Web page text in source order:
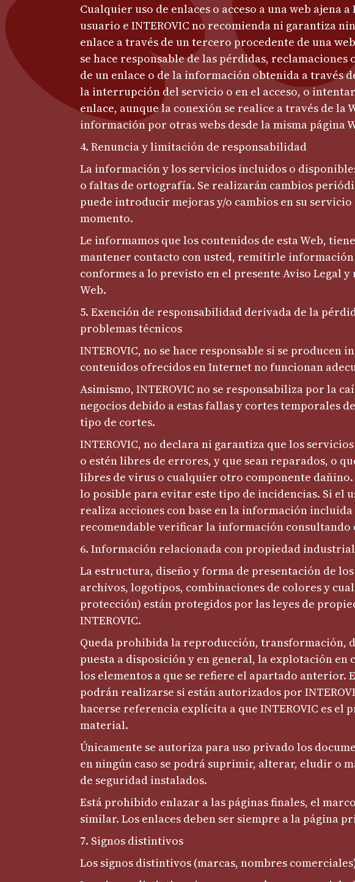
Cualquier uso de enlaces o acceso a una web ajena
usuario e INTEROVIC no recomienda ni garantiza
enlace a través de un tercero procedente de una
se hace responsable de las pérdidas, reclamaciones
de un enlace o de la información obtenida a través
la interrupción del servicio o en el acceso, o
enlace, aunque la conexión se realice a través de la
información por otras webs desde la misma página
4. Renuncia y limitación de responsabilidad
La información y los servicios incluidos o
o faltas de ortografía. Se realizarán cambios
puede introducir mejoras y/o cambios en su
momento.
Le informamos que los contenidos de esta Web,
mantener contacto con usted, remitirle
conformes a lo previsto en el presente Aviso Legal
Web.
5. Exención de responsabilidad derivada de la
problemas técnicos
INTEROVIC, no se hace responsable si se producen
contenidos ofrecidos en Internet no funcionan
Asimismo, INTEROVIC no se responsabiliza por la
negocios debido a estas fallas y cortes temporales
tipo de cortes.
INTEROVIC, no declara ni garantiza que los
o estén libres de errores, y que sean reparados, o
libres de virus o cualquier otro componente dañino.
lo posible para evitar este tipo de incidencias. Si el
realiza acciones con base en la información
recomendable verificar la información consultando
6. Información relacionada con propiedad
La estructura, diseño y forma de presentación de
archivos, logotipos, combinaciones de colores y
protección) están protegidos por las leyes de
INTEROVIC.
Queda prohibida la reproducción, transformación,
puesta a disposición y en general, la explotación
los elementos a que se refiere el apartado anterior.
podrán realizarse si están autorizados por
hacerse referencia explícita a que INTEROVIC es
material.
Únicamente se autoriza para uso privado los
en ningún caso se podrá suprimir, alterar, eludir o
de seguridad instalados.
Está prohibido enlazar a las páginas finales, el
similar. Los enlaces deben ser siempre a la página
7. Signos distintivos
Los signos distintivos (marcas, nombres